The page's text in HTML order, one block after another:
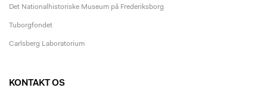
Det Nationalhistoriske Museum på Frederiksborg
Tuborgfondet
Carlsberg Laboratorium
KONTAKT OS